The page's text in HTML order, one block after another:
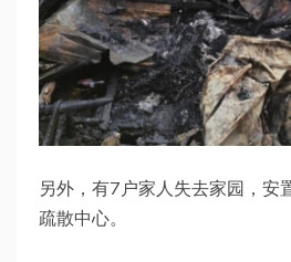
另外，有7户家人失去家园，安
疏散中心。